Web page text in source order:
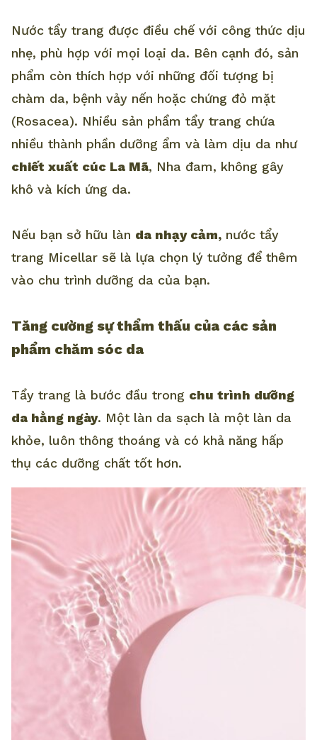
Nước tẩy trang được điều chế với công thức dịu
nhẹ, phù hợp với mọi loại da. Bên cạnh đó, sản
phẩm còn thích hợp với những đối tượng bị
chàm da, bệnh vảy nến hoặc chứng đỏ mặt
(Rosacea). Nhiều sản phẩm tẩy trang chứa
nhiều thành phần dưỡng ẩm và làm dịu da như
chiết xuất cúc La Mã, Nha đam, không gây
khô và kích ứng da.
Nếu bạn sở hữu làn da nhạy cảm, nước tẩy
trang Micellar sẽ là lựa chọn lý tưởng để thêm
vào chu trình dưỡng da của bạn.
Tăng cường sự thẩm thấu của các sản
phẩm chăm sóc da
Tẩy trang là bước đầu trong chu trình dưỡng
da hằng ngày. Một làn da sạch là một làn da
khỏe, luôn thông thoáng và có khả năng hấp
thụ các dưỡng chất tốt hơn.